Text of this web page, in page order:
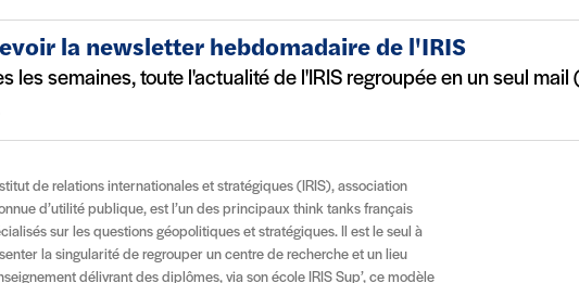
la newsletter hebdomadaire de l'IRIS
les semaines, toute l'actualité de l'IRIS regroupée en un seul
de relations internationales et stratégiques (IRIS), association
d’utilité publique, est l’un des principaux think tanks français
sur les questions géopolitiques et stratégiques. Il est le seul à
la singularité de regrouper un centre de recherche et un lieu
délivrant des diplômes, via son école IRIS Sup’, ce modèle